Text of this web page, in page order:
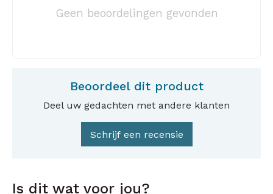
Geen beoordelingen gevonden
Beoordeel dit product
Deel uw gedachten met andere klanten
Schrijf een recensie
Is dit wat voor jou?